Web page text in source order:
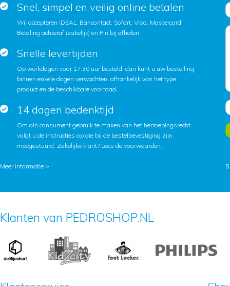
Snel, simpel en veilig online betalen
Wij accepteren iDEAL, Bancontact, Sofort, Visa, Mastercard,
Betaling achteraf (zakelijk) en Pin bij afhalen.
Snelle levertijden
Op werkdagen voor 17.30 uur besteld, dan kunt u uw bestelling
binnen enkele dagen verwachten, afhankelijk van het type
product en de beschikbare voorraad.
14 dagen bedenktijd
Om als consument gebruik te maken van het herroepingsrecht
volgt u de instructies op die bij de bestelbevestiging zijn
meegestuurd. Zakelijke klant? Lees de voorwaarden.
Meer informatie >
Klanten van PEDROSHOP.NL